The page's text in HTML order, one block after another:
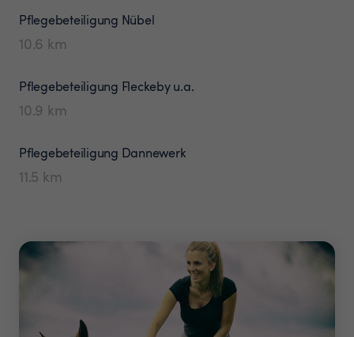
Pflegebeteiligung Nübel
10.6 km
Pflegebeteiligung Fleckeby u.a.
10.9 km
Pflegebeteiligung Dannewerk
11.5 km